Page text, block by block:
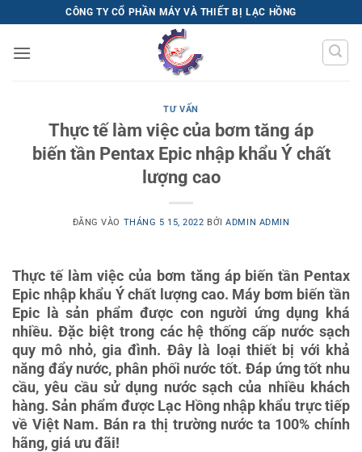
qua
nội
CÔNG TY CỔ PHẦN MÁY VÀ THIẾT BỊ LẠC HỒNG
TƯ VẤN
Thực tế làm việc của bơm tăng áp
biến tần Pentax Epic nhập khẩu Ý chất
lượng cao
ĐĂNG VÀO THÁNG 5 15, 2022 BỞIADMIN ADMIN
Thực tế làm việc của bơm tăng áp biến tần Pentax
Epic nhập khẩu Ý chất lượng cao. Máy bơm biến tần
Epic là sản phẩm được con người ứng dụng khá
nhiều. Đặc biệt trong các hệ thống cấp nước sạch
quy mô nhỏ, gia đình. Đây là loại thiết bị với khả
năng đẩy nước, phân phối nước tốt. Đáp ứng tốt nhu
cầu, yêu cầu sử dụng nước sạch của nhiều khách
hàng. Sản phẩm được Lạc Hồng nhập khẩu trực tiếp
về Việt Nam. Bán ra thị trường nước ta 100% chính
hãng, giá ưu đãi!